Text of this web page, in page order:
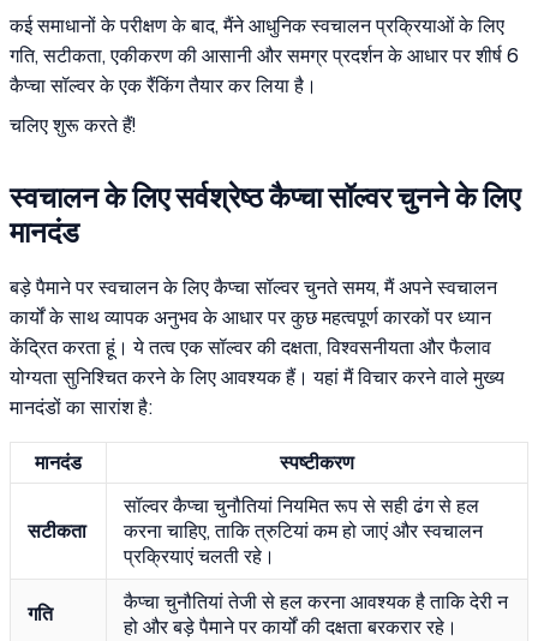
कई समाधानों के परीक्षण के बाद, मैंने आधुनिक स्वचालन प्रक्रियाओं के लिए
गति, सटीकता, एकीकरण की आसानी और समग्र प्रदर्शन के आधार पर शीर्ष 6
कैप्चा सॉल्वर के एक रैंकिंग तैयार कर लिया है।
चलिए शुरू करते हैं!
स्वचालन के लिए सर्वश्रेष्ठ कैप्चा सॉल्वर चुनने के लिए
मानदंड
बड़े पैमाने पर स्वचालन के लिए कैप्चा सॉल्वर चुनते समय, मैं अपने स्वचालन
कार्यों के साथ व्यापक अनुभव के आधार पर कुछ महत्वपूर्ण कारकों पर ध्यान
केंद्रित करता हूं। ये तत्व एक सॉल्वर की दक्षता, विश्वसनीयता और फैलाव
योग्यता सुनिश्चित करने के लिए आवश्यक हैं। यहां मैं विचार करने वाले मुख्य
मानदंडों का सारांश है:
मानदंड स्पष्टीकरण
सटीकता
सॉल्वर कैप्चा चुनौतियां नियमित रूप से सही ढंग से हल
करना चाहिए, ताकि त्रुटियां कम हो जाएं और स्वचालन
प्रक्रियाएं चलती रहे।
गति
कैप्चा चुनौतियां तेजी से हल करना आवश्यक है ताकि देरी न
हो और बड़े पैमाने पर कार्यों की दक्षता बरकरार रहे।